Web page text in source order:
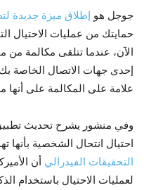
جوجل هو إطلاق ميزة جديدة
حمايتك من عمليات الاحتيال
الآن، عندما تتلقى مكالمة من
علامة على المكالمة على أنها
وفي منشور يشرح تحديث
احتيال انتحال الشخصية بأنها
التحقيقات الفيدرالي أن